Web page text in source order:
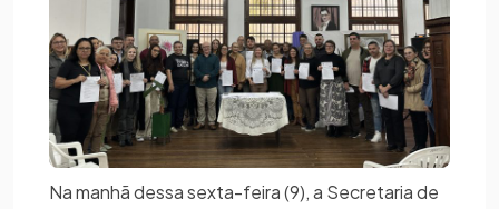
Na manhã dessa sexta-feira (9), a Secretaria de